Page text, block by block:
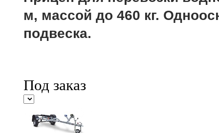
м, массой до 460 кг.
подвеска.
Под заказ